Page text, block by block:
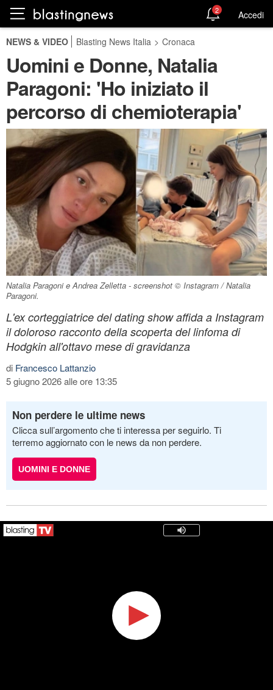
2 Accedi
NEWS & VIDEO Blasting News Italia > Cronaca
Uomini e Donne, Natalia
Paragoni: 'Ho iniziato il
percorso di chemioterapia'
Natalia Paragoni e Andrea Zelletta - screenshot © Instagram / Natalia
Paragoni.
L'ex corteggiatrice del dating show affida a Instagram
il doloroso racconto della scoperta del linfoma di
Hodgkin all'ottavo mese di gravidanza
di Francesco Lattanzio
5 giugno 2026 alle ore 13:35
Non perdere le ultime news
Clicca sull’argomento che ti interessa per seguirlo. Ti
terremo aggiornato con le news da non perdere.
UOMINI E DONNE